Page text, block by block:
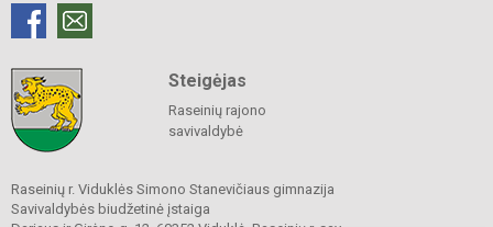
Steigėjas
Raseinių rajono
savivaldybė
Raseinių r. Viduklės Simono Stanevičiaus gimnazija
Savivaldybės biudžetinė įstaiga